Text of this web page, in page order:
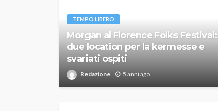
TEMPO LIBERO
Morgan al Florence Folks Festival:
due location per la kermesse e
svariati ospiti
Redazione 5 anni ago